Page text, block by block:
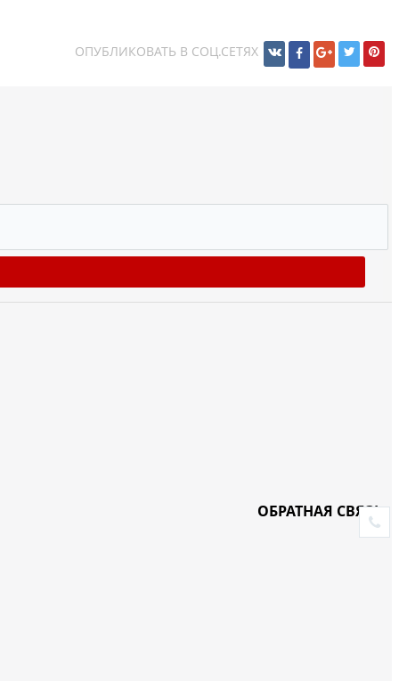
ОПУБЛИКОВАТЬ В СОЦ.СЕТЯХ
ОБРАТНАЯ СВЯЗЬ